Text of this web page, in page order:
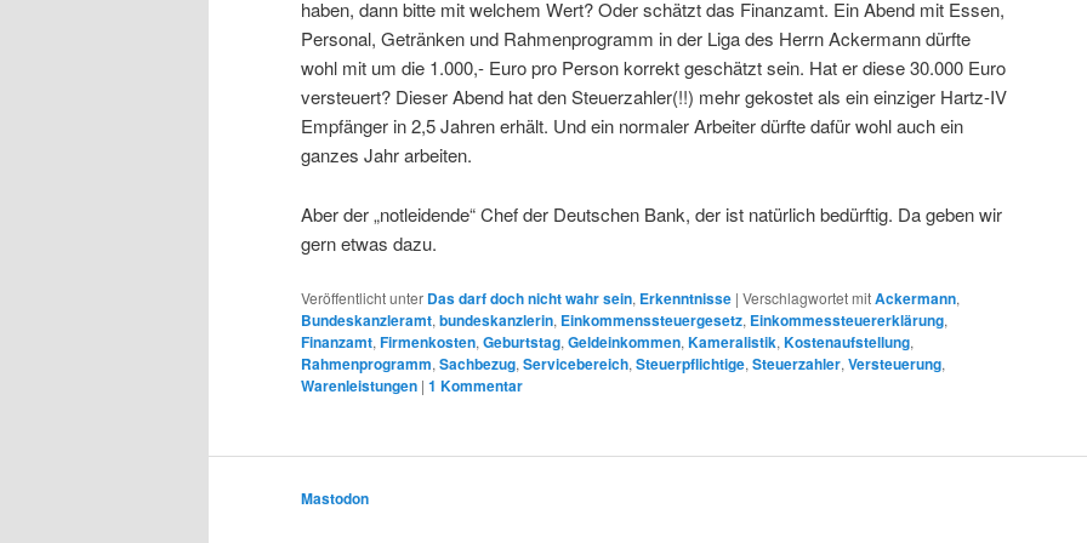
haben, dann bitte mit welchem Wert? Oder schätzt das Finanzamt. Ein Abend mit Essen,
Personal, Getränken und Rahmenprogramm in der Liga des Herrn Ackermann dürfte
wohl mit um die 1.000,- Euro pro Person korrekt geschätzt sein. Hat er diese 30.000 Euro
versteuert? Dieser Abend hat den Steuerzahler(!!) mehr gekostet als ein einziger Hartz-IV
Empfänger in 2,5 Jahren erhält. Und ein normaler Arbeiter dürfte dafür wohl auch ein
ganzes Jahr arbeiten.
Aber der „notleidende“ Chef der Deutschen Bank, der ist natürlich bedürftig. Da geben wir
gern etwas dazu.
Veröffentlicht unter Das darf doch nicht wahr sein, Erkenntnisse | Verschlagwortet mitAckermann,
Bundeskanzleramt, bundeskanzlerin, Einkommenssteuergesetz, Einkommessteuererklärung,
Finanzamt, Firmenkosten, Geburtstag, Geldeinkommen, Kameralistik, Kostenaufstellung,
Rahmenprogramm, Sachbezug, Servicebereich, Steuerpflichtige, Steuerzahler, Versteuerung,
Warenleistungen | 1 Kommentar
Mastodon